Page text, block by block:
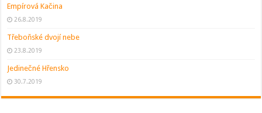
Empírová Kačina
26.8.2019
Třeboňské dvojí nebe
23.8.2019
Jedinečné Hřensko
30.7.2019